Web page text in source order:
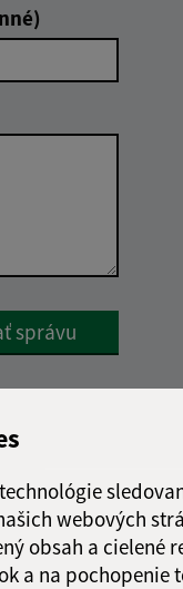
webových
obsah a cielené
a na pochopenie
Response
správu